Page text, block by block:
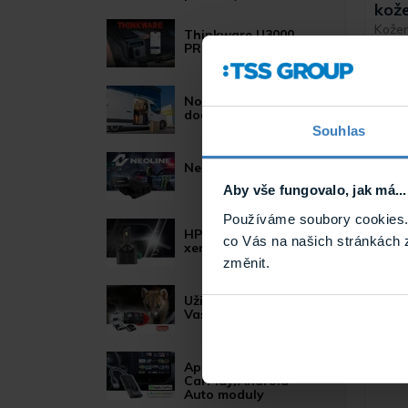
Souhlas
Aby vše fungovalo, jak má...
Používáme soubory
co Vás na našich stránkách
změnit.
Thinkware U3000
PRO 2CH
Nová povinnost pro
dodávková vozidla
Neoline POWER
HP LED žárovky pro
xenonové světlomety
Užitečné novinky pro
Vaše auto
Apple
CarPlay/Android
Auto moduly